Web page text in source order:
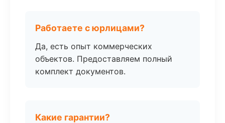
Работаете с юрлицами?
Да, есть опыт коммерческих
объектов. Предоставляем полный
комплект документов.
Какие гарантии?